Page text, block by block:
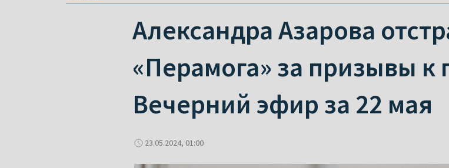
Александра Азарова
«Перамога» за призывы к
Вечерний эфир за 22 мая
23.05.2024, 01:00